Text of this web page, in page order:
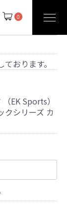
0
おります。
EK Sports）
クシリーズ カ